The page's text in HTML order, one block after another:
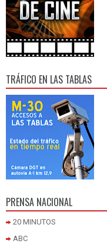
TRÁFICO EN LAS TABLAS
PRENSA NACIONAL
20 MINUTOS
ABC